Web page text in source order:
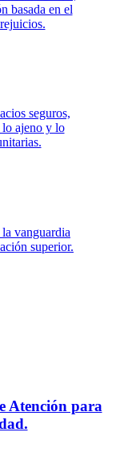
basada en el
seguros,
ajeno y lo
vanguardia
superior.
Atención para